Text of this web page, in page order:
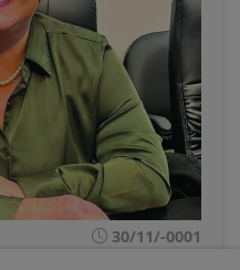
30/11/-0001